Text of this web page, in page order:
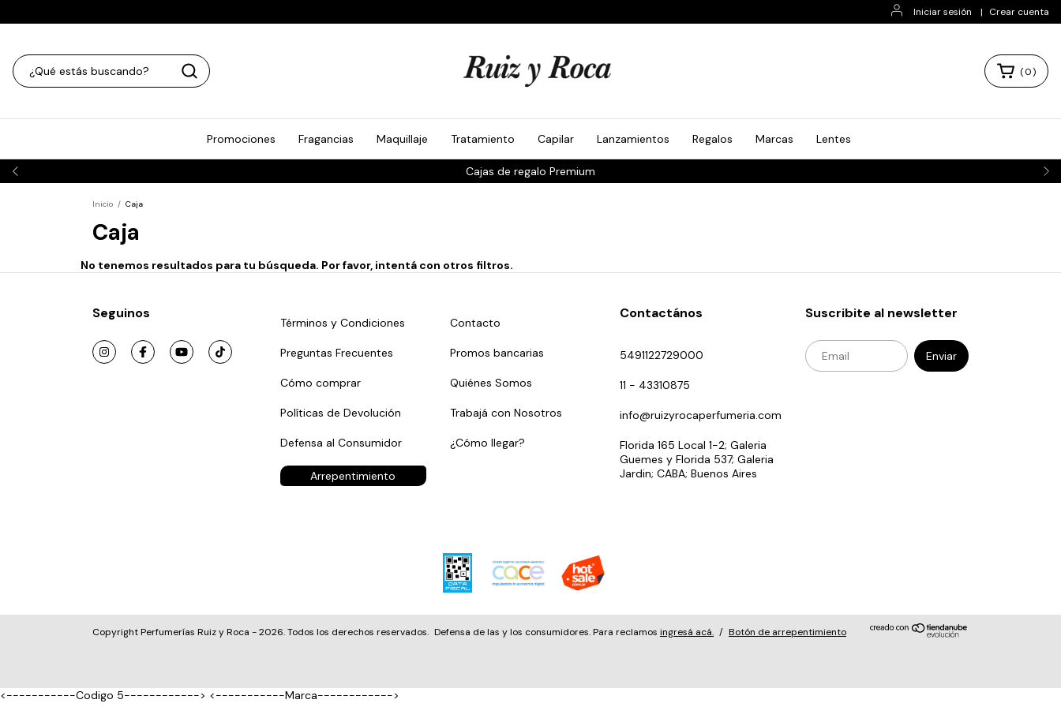
Iniciar sesión | Crear cuenta
Cajas de regalo Premium
(0)
Promociones Fragancias Maquillaje Tratamiento Capilar Lanzamientos Regalos Marcas Lentes
Inicio / Caja
Caja
No tenemos resultados para tu búsqueda. Por favor, intentá con otros filtros.
Seguinos
Términos y Condiciones
Preguntas Frecuentes
Cómo comprar
Políticas de Devolución
Defensa al Consumidor
Arrepentimiento
Contacto
Promos bancarias
Quiénes Somos
Trabajá con Nosotros
¿Cómo llegar?
Contactános
5491122729000
11 - 43310875
info@ruizyrocaperfumeria.com
Florida 165 Local 1-2; Galeria
Guemes y Florida 537; Galeria
Jardin; CABA; Buenos Aires
Suscribite al newsletter
Copyright Perfumerías Ruiz y Roca - 2026. Todos los derechos reservados. Defensa de las y los consumidores. Para reclamos ingresá acá. / Botón de arrepentimiento
<-----------Codigo 5------------> <-----------Marca------------>